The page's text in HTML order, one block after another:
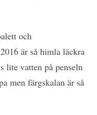
och
är så himla läckra
lite vatten på penseln
men färgskalan är så